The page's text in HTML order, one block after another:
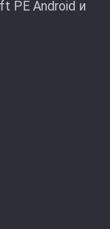
PE Android и